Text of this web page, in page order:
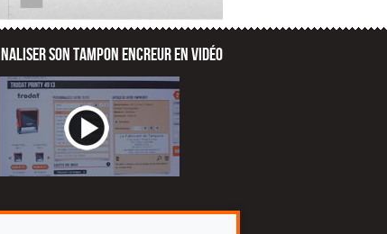
SON TAMPON ENCREUR EN VIDÉO